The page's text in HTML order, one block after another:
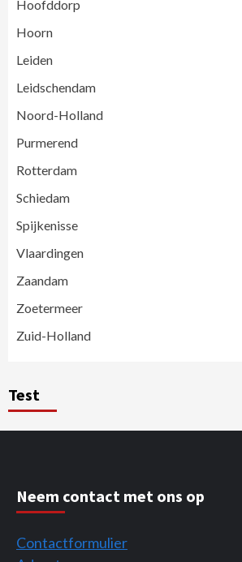
Hoofddorp
Hoorn
Leiden
Leidschendam
Noord-Holland
Purmerend
Rotterdam
Schiedam
Spijkenisse
Vlaardingen
Zaandam
Zoetermeer
Zuid-Holland
Test
Neem contact met ons op
Contactformulier